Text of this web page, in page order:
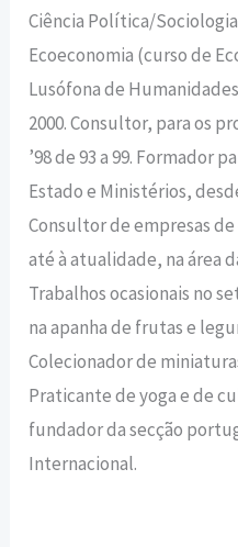
Ciência Política/
Ecoeconomia (curso de
Lusófona de
2000. Consultor, para os
’98 de 93 a 99. Formador
Estado e Ministérios,
Consultor de empresas
até à atualidade, na área
Trabalhos ocasionais no
na apanha de frutas e
Colecionador de
Praticante de yoga e de
fundador da secção
Internacional.